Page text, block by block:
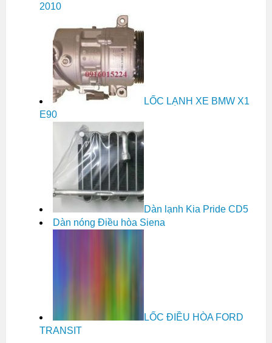
2010
LỐC LẠNH XE BMW X1
E90
Dàn lạnh Kia Pride CD5
Dàn nóng Điều hòa Siena
LỐC ĐIỀU HÒA FORD
TRANSIT